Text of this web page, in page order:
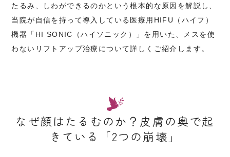
たるみ、しわができるのかという根本的な原因を解説し、
当院が自信を持って導入している医療用HIFU（ハイフ）
機器「HI SONIC（ハイソニック）」を用いた、メスを使
わないリフトアップ治療について詳しくご紹介します。
なぜ顔はたるむのか？皮膚の奥で起
きている「2つの崩壊」